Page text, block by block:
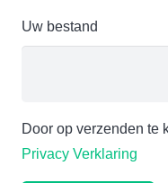
Uw bestand
Door op verzenden te
Privacy Verklaring